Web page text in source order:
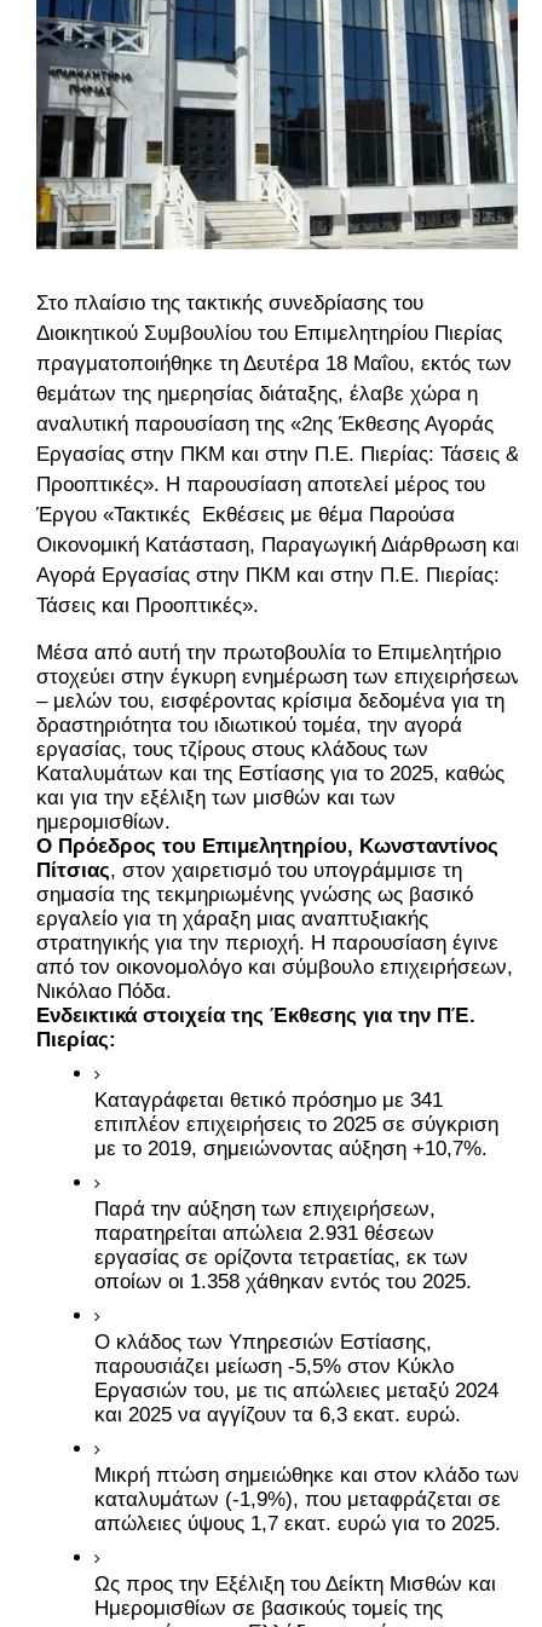
Στο πλαίσιο της τακτικής συνεδρίασης του
Διοικητικού Συμβουλίου του Επιμελητηρίου Πιερίας
πραγματοποιήθηκε τη Δευτέρα 18 Μαΐου, εκτός των
θεμάτων της ημερησίας διάταξης, έλαβε χώρα η
αναλυτική παρουσίαση της «2ης Έκθεσης Αγοράς
Εργασίας στην ΠΚΜ και στην Π.Ε. Πιερίας: Τάσεις &
Προοπτικές». Η παρουσίαση αποτελεί μέρος του
Έργου «Τακτικές Εκθέσεις με θέμα Παρούσα
Οικονομική Κατάσταση, Παραγωγική Διάρθρωση και
Αγορά Εργασίας στην ΠΚΜ και στην Π.Ε. Πιερίας:
Τάσεις και Προοπτικές».
Μέσα από αυτή την πρωτοβουλία το Επιμελητήριο
στοχεύει στην έγκυρη ενημέρωση των επιχειρήσεων
– μελών του, εισφέροντας κρίσιμα δεδομένα για τη
δραστηριότητα του ιδιωτικού τομέα, την αγορά
εργασίας, τους τζίρους στους κλάδους των
Καταλυμάτων και της Εστίασης για το 2025, καθώς
και για την εξέλιξη των μισθών και των
ημερομισθίων.
Ο Πρόεδρος του Επιμελητηρίου, Κωνσταντίνος
Πίτσιας, στον χαιρετισμό του υπογράμμισε τη
σημασία της τεκμηριωμένης γνώσης ως βασικό
εργαλείο για τη χάραξη μιας αναπτυξιακής
στρατηγικής για την περιοχή. Η παρουσίαση έγινε
από τον οικονομολόγο και σύμβουλο επιχειρήσεων,
Νικόλαο Πόδα.
Ενδεικτικά στοιχεία της Έκθεσης για την ΠΈ.
Πιερίας:
Καταγράφεται θετικό πρόσημο με 341
επιπλέον επιχειρήσεις το 2025 σε σύγκριση
με το 2019, σημειώνοντας αύξηση +10,7%.
Παρά την αύξηση των επιχειρήσεων,
παρατηρείται απώλεια 2.931 θέσεων
εργασίας σε ορίζοντα τετραετίας, εκ των
οποίων οι 1.358 χάθηκαν εντός του 2025.
Ο κλάδος των Υπηρεσιών Εστίασης,
παρουσιάζει μείωση -5,5% στον Κύκλο
Εργασιών του, με τις απώλειες μεταξύ 2024
και 2025 να αγγίζουν τα 6,3 εκατ. ευρώ.
Μικρή πτώση σημειώθηκε και στον κλάδο των
καταλυμάτων (-1,9%), που μεταφράζεται σε
απώλειες ύψους 1,7 εκατ. ευρώ για το 2025.
Ως προς την Εξέλιξη του Δείκτη Μισθών και
Ημερομισθίων σε βασικούς τομείς της